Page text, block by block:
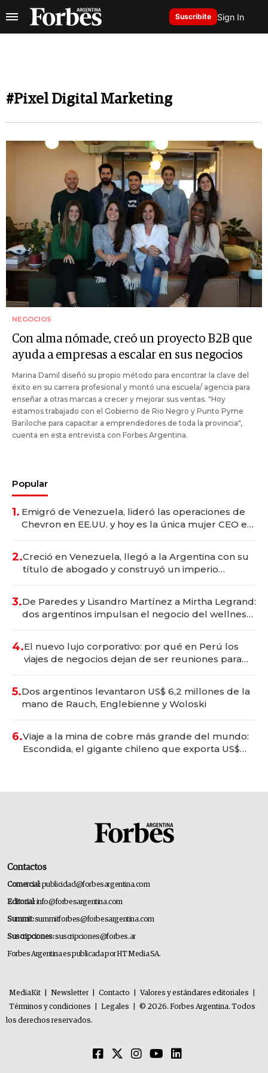
Suscribite Sign In
#Pixel Digital Marketing
NEGOCIOS
Con alma nómade, creó un proyecto B2B que
ayuda a empresas a escalar en sus negocios
Marina Damil diseñó su propio método para encontrar la clave del
éxito en su carrera profesional y montó una escuela/ agencia para
enseñar a otras marcas a crecer y mejorar sus ventas. "Hoy
estamos trabajado con el Gobierno de Rio Negro y Punto Pyme
Bariloche para capacitar a emprendedores de toda la provincia",
cuenta en esta entrevista con Forbes Argentina.
Popular
1. Emigró de Venezuela, lideró las operaciones de
Chevron en EE.UU. y hoy es la única mujer CEO en
2.Creció en Venezuela, llegó a la Argentina con su
título de abogado y construyó un imperio
3.De Paredes y Lisandro Martínez a Mirtha Legrand:
dos argentinos impulsan el negocio del wellness
4.El nuevo lujo corporativo: por qué en Perú los
viajes de negocios dejan de ser reuniones para
5.Dos argentinos levantaron US$ 6,2 millones de la
mano de Rauch, Englebienne y Woloski
6.Viaje a la mina de cobre más grande del mundo:
Escondida, el gigante chileno que exporta US$
Contactos
Comercial:publicidad@forbesargentina.com
Editorial:info@forbesargentina.com
Summit:summitforbes@forbesargentina.com
Suscripciones:suscripciones@forbes.ar
Forbes Argentina es publicada por HT Media SA.
MediaKit Newsletter Contacto Valores y estándares editoriales
Términos y condiciones
Legales
© 2026. Forbes Argentina. Todos
los derechos reservados.